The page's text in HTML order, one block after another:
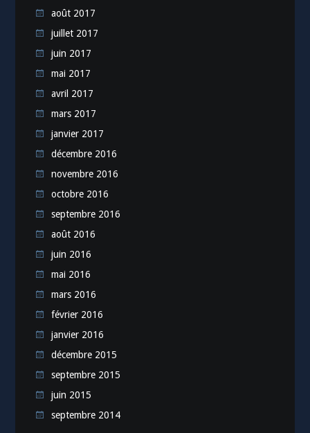
août 2017
juillet 2017
juin 2017
mai 2017
avril 2017
mars 2017
janvier 2017
décembre 2016
novembre 2016
octobre 2016
septembre 2016
août 2016
juin 2016
mai 2016
mars 2016
février 2016
janvier 2016
décembre 2015
septembre 2015
juin 2015
septembre 2014